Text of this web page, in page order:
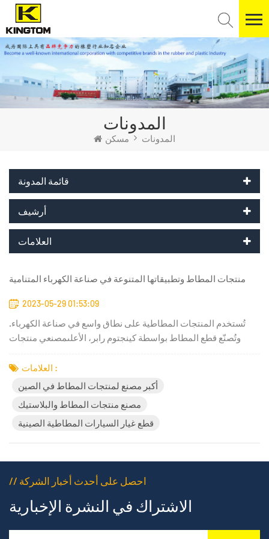
المدونات
مسكن المدونات
قائمة المدونة
أرشيف
العلامات
منتجات المطاط وتطبيقاتها المتنوعة في صناعة الكهرباء المتنامية
2023-05-29 01:53:09
تُستخدم المنتجات المطاطية على نطاق واسع في صناعة الكهرباء.
وتُصنّع قطع المطاط بواسطة كينجتوم رابر، الأعلىمصنعي منتجات
الدائرة، وقواطع الدائرة المصبوبة (MCCB)، ولوحات التحكم، ومفاتيح
العلامات :
أكبر مصنع لمنتجات المطاط في الصين
مصنع منتجات المطاط والبلاستيك
قطع غيار السيارات المطاطية الصينية
// احصل على أحدث أخبار الشركة
الاشتراك في النشرة الإخبارية